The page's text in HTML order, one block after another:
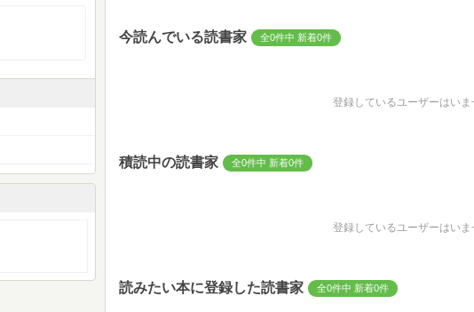
今読んでいる読書家 全0件中 新着0件
登録しているユーザーはいま
積読中の読書家 全0件中 新着0件
登録しているユーザーはいま
読みたい本に登録した読書家 全0件中 新着0件